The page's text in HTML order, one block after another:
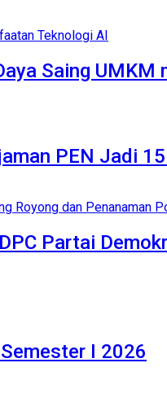
Saing
PEN Jadi 15
Partai
I 2026